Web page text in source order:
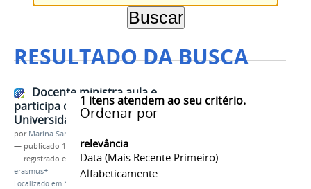
RESULTADO DA BUSCA
1 itens atendem ao seu critério.
Ordenar por
relevância
Data (mais Recente Primeiro)
Alfabeticamente
Docente ministra aula e
participa de eventos em
Universidade da Turquia
por Marina Santos Daum
— publicado 17/06/2025
— registrado em:
internacionalização,turquia,
erasmus+
Localizado em Notícias